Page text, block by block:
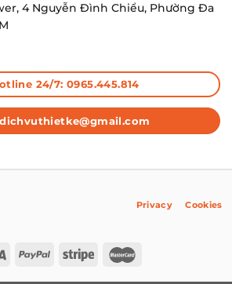
4 Nguyễn Đình Chiểu, Phường Đa
24/7: 0965.445.814
Privacy Cookies